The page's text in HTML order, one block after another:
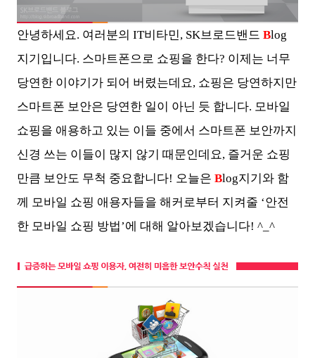
안녕하세요. 여러분의 IT비타민, SK브로드밴드 Blog
지기입니다. 스마트폰으로 쇼핑을 한다? 이제는 너무
당연한 이야기가 되어 버렸는데요, 쇼핑은 당연하지만
스마트폰 보안은 당연한 일이 아닌 듯 합니다. 모바일
쇼핑을 애용하고 있는 이들 중에서 스마트폰 보안까지
신경 쓰는 이들이 많지 않기 때문인데요, 즐거운 쇼핑
만큼 보안도 무척 중요합니다! 오늘은 Blog지기와 함
께 모바일 쇼핑 애용자들을 해커로부터 지켜줄 ‘안전
한 모바일 쇼핑 방법’에 대해 알아보겠습니다! ^_^